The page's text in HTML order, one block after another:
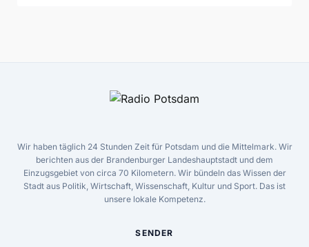
Wir haben täglich 24 Stunden Zeit für Potsdam und die Mittelmark. Wir
berichten aus der Brandenburger Landeshauptstadt und dem
Einzugsgebiet von circa 70 Kilometern. Wir bündeln das Wissen der
Stadt aus Politik, Wirtschaft, Wissenschaft, Kultur und Sport. Das ist
unsere lokale Kompetenz.
SENDER